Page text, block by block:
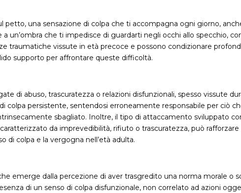
petto, una sensazione di colpa che ti accompagna ogni giorno,
un’ombra che ti impedisce di guardarti negli occhi allo specchio,
traumatiche vissute in età precoce e possono condizionare
supporto per affrontare queste difficoltà.
di abuso, trascuratezza o relazioni disfunzionali, spesso vissute
colpa persistente, sentendosi erroneamente responsabile per ciò
sbagliato. Inoltre, il tipo di attaccamento sviluppato
da imprevedibilità, rifiuto o trascuratezza, può
di colpa e la vergogna nell’età adulta.
emerge dalla percezione di aver trasgredito una norma morale o
di un senso di colpa disfunzionale, non correlato ad azioni